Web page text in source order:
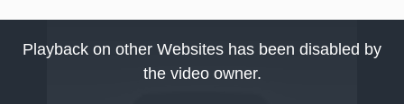
Playback on other Websites has been disabled by
the video owner.